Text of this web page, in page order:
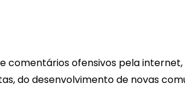
ofensivos pela internet,
do desenvolvimento de novas